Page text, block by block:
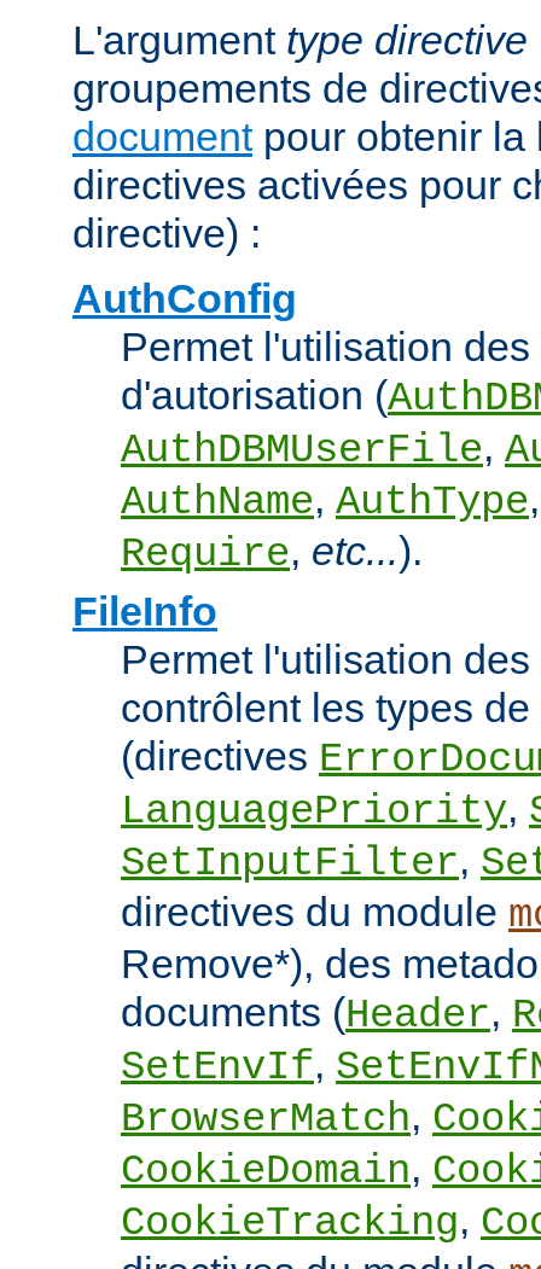
L'argument type directive
groupements de
documentpour obtenir la
directives activées pour
directive) :
AuthConfig
Permet l'utilisation
d'autorisation (
AuthDBMUserFile,
AuthName, AuthType
Require, etc...).
FileInfo
Permet l'utilisation
contrôlent les types
(directives
LanguagePriority,
SetInputFilter,
directives du module
Remove*), des
documents (Header,
SetEnvIf,
BrowserMatch,
CookieDomain,
CookieTracking,